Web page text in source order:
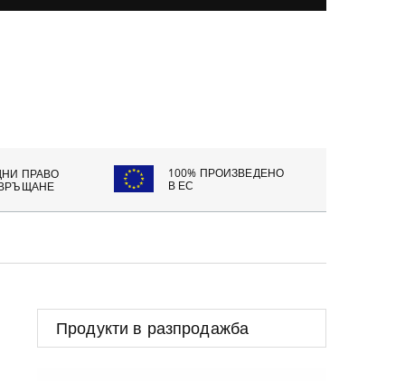
ПРАВО
100% ПРОИЗВЕДЕНО
В ЕС
Продукти в разпродажба